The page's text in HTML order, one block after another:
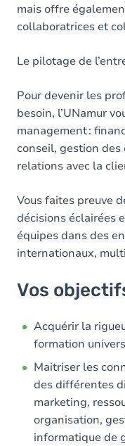
mais offre
collaboratrices et
Le pilotage de
Pour devenir les
besoin, l’UNamur
management :
conseil, gestion des
relations avec la
Vous faites preuve
décisions éclairées
équipes dans des
internationaux,
Vos
Acquérir la
formation
Maitriser les
des différentes
marketing,
organisation,
informatique de